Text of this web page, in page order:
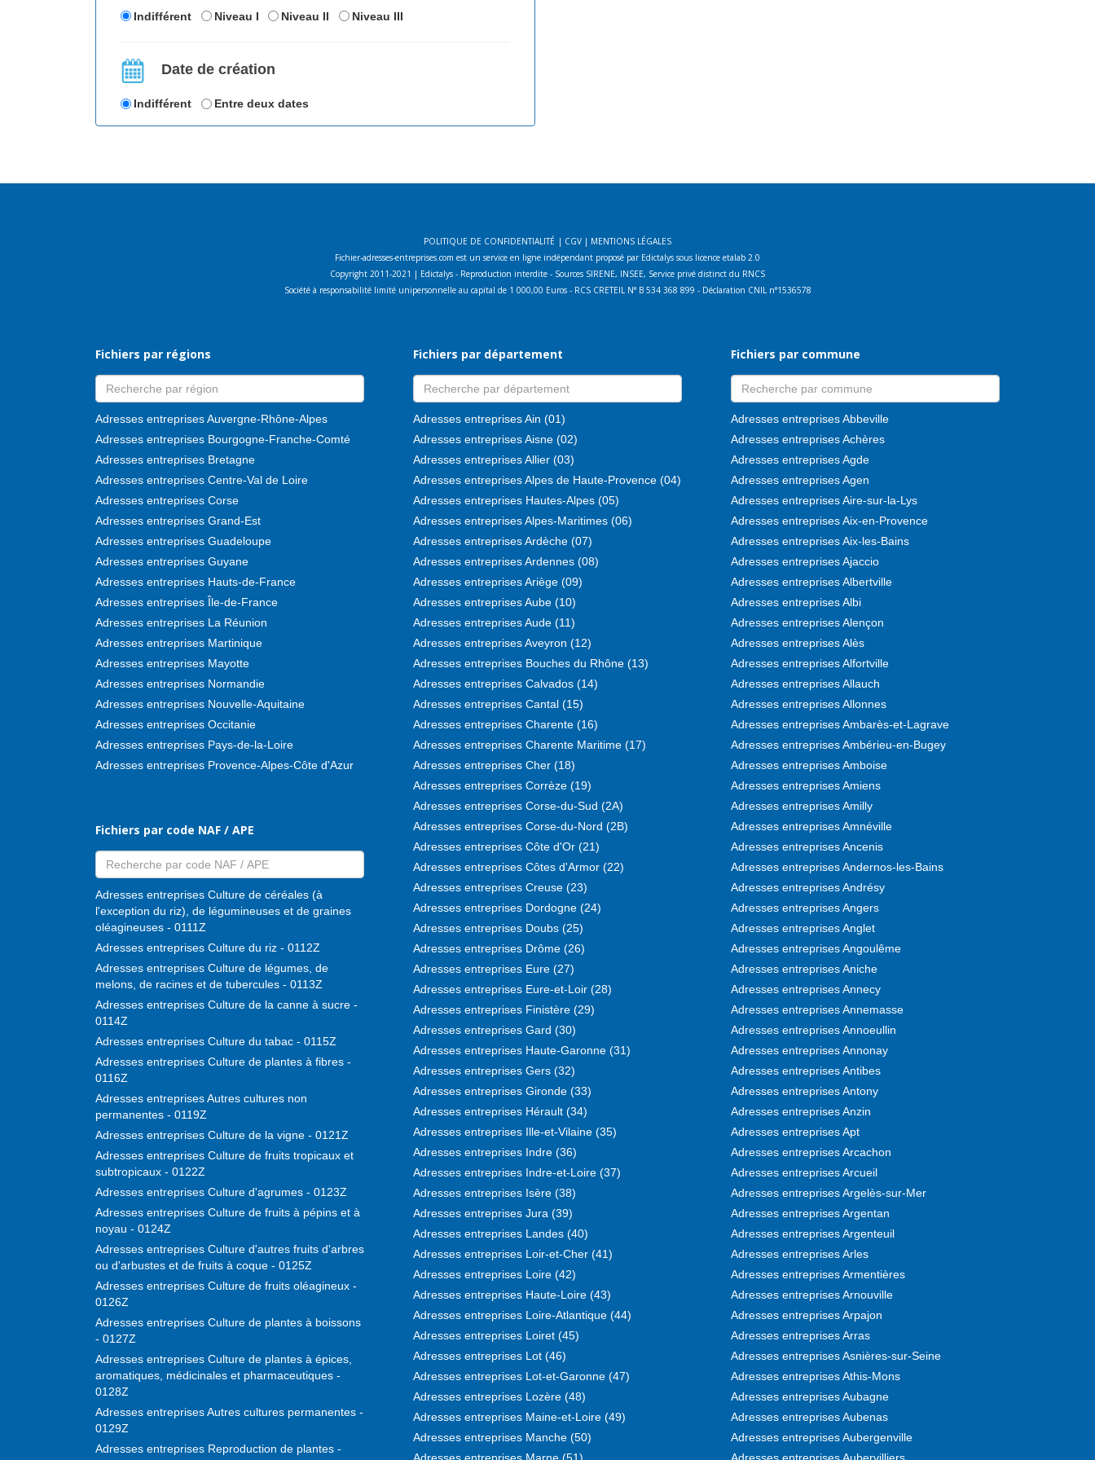
Indifférent Niveau I Niveau II Niveau III
Date de création
Indifférent Entre deux dates
POLITIQUE DE CONFIDENTIALITÉ | CGV | MENTIONS LÉGALES
Fichier-adresses-entreprises.com est un service en ligne indépendant proposé par Edictalys sous licence etalab 2.0
Copyright 2011-2021 | Edictalys - Reproduction interdite - Sources SIRENE, INSEE, Service privé distinct du RNCS
Société à responsabilité limité unipersonnelle au capital de 1 000,00 Euros - RCS CRETEIL N° B 534 368 899 - Déclaration CNIL n°1536578
Fichiers par régions
Adresses entreprises Auvergne-Rhône-Alpes
Adresses entreprises Bourgogne-Franche-Comté
Adresses entreprises Bretagne
Adresses entreprises Centre-Val de Loire
Adresses entreprises Corse
Adresses entreprises Grand-Est
Adresses entreprises Guadeloupe
Adresses entreprises Guyane
Adresses entreprises Hauts-de-France
Adresses entreprises Île-de-France
Adresses entreprises La Réunion
Adresses entreprises Martinique
Adresses entreprises Mayotte
Adresses entreprises Normandie
Adresses entreprises Nouvelle-Aquitaine
Adresses entreprises Occitanie
Adresses entreprises Pays-de-la-Loire
Adresses entreprises Provence-Alpes-Côte d'Azur
Fichiers par code NAF / APE
Adresses entreprises Culture de céréales (à
l'exception du riz), de légumineuses et de graines
oléagineuses - 0111Z
Adresses entreprises Culture du riz - 0112Z
Adresses entreprises Culture de légumes, de
melons, de racines et de tubercules - 0113Z
Adresses entreprises Culture de la canne à sucre -
0114Z
Adresses entreprises Culture du tabac - 0115Z
Adresses entreprises Culture de plantes à fibres -
0116Z
Adresses entreprises Autres cultures non
permanentes - 0119Z
Adresses entreprises Culture de la vigne - 0121Z
Adresses entreprises Culture de fruits tropicaux et
subtropicaux - 0122Z
Adresses entreprises Culture d'agrumes - 0123Z
Adresses entreprises Culture de fruits à pépins et à
noyau - 0124Z
Adresses entreprises Culture d'autres fruits d'arbres
ou d'arbustes et de fruits à coque - 0125Z
Adresses entreprises Culture de fruits oléagineux -
0126Z
Adresses entreprises Culture de plantes à boissons
- 0127Z
Adresses entreprises Culture de plantes à épices,
aromatiques, médicinales et pharmaceutiques -
0128Z
Adresses entreprises Autres cultures permanentes -
0129Z
Adresses entreprises Reproduction de plantes -
Fichiers par département
Adresses entreprises Ain (01)
Adresses entreprises Aisne (02)
Adresses entreprises Allier (03)
Adresses entreprises Alpes de Haute-Provence (04)
Adresses entreprises Hautes-Alpes (05)
Adresses entreprises Alpes-Maritimes (06)
Adresses entreprises Ardèche (07)
Adresses entreprises Ardennes (08)
Adresses entreprises Ariège (09)
Adresses entreprises Aube (10)
Adresses entreprises Aude (11)
Adresses entreprises Aveyron (12)
Adresses entreprises Bouches du Rhône (13)
Adresses entreprises Calvados (14)
Adresses entreprises Cantal (15)
Adresses entreprises Charente (16)
Adresses entreprises Charente Maritime (17)
Adresses entreprises Cher (18)
Adresses entreprises Corrèze (19)
Adresses entreprises Corse-du-Sud (2A)
Adresses entreprises Corse-du-Nord (2B)
Adresses entreprises Côte d'Or (21)
Adresses entreprises Côtes d'Armor (22)
Adresses entreprises Creuse (23)
Adresses entreprises Dordogne (24)
Adresses entreprises Doubs (25)
Adresses entreprises Drôme (26)
Adresses entreprises Eure (27)
Adresses entreprises Eure-et-Loir (28)
Adresses entreprises Finistère (29)
Adresses entreprises Gard (30)
Adresses entreprises Haute-Garonne (31)
Adresses entreprises Gers (32)
Adresses entreprises Gironde (33)
Adresses entreprises Hérault (34)
Adresses entreprises Ille-et-Vilaine (35)
Adresses entreprises Indre (36)
Adresses entreprises Indre-et-Loire (37)
Adresses entreprises Isère (38)
Adresses entreprises Jura (39)
Adresses entreprises Landes (40)
Adresses entreprises Loir-et-Cher (41)
Adresses entreprises Loire (42)
Adresses entreprises Haute-Loire (43)
Adresses entreprises Loire-Atlantique (44)
Adresses entreprises Loiret (45)
Adresses entreprises Lot (46)
Adresses entreprises Lot-et-Garonne (47)
Adresses entreprises Lozère (48)
Adresses entreprises Maine-et-Loire (49)
Adresses entreprises Manche (50)
Adresses entreprises Marne (51)
Fichiers par commune
Adresses entreprises Abbeville
Adresses entreprises Achères
Adresses entreprises Agde
Adresses entreprises Agen
Adresses entreprises Aire-sur-la-Lys
Adresses entreprises Aix-en-Provence
Adresses entreprises Aix-les-Bains
Adresses entreprises Ajaccio
Adresses entreprises Albertville
Adresses entreprises Albi
Adresses entreprises Alençon
Adresses entreprises Alès
Adresses entreprises Alfortville
Adresses entreprises Allauch
Adresses entreprises Allonnes
Adresses entreprises Ambarès-et-Lagrave
Adresses entreprises Ambérieu-en-Bugey
Adresses entreprises Amboise
Adresses entreprises Amiens
Adresses entreprises Amilly
Adresses entreprises Amnéville
Adresses entreprises Ancenis
Adresses entreprises Andernos-les-Bains
Adresses entreprises Andrésy
Adresses entreprises Angers
Adresses entreprises Anglet
Adresses entreprises Angoulême
Adresses entreprises Aniche
Adresses entreprises Annecy
Adresses entreprises Annemasse
Adresses entreprises Annoeullin
Adresses entreprises Annonay
Adresses entreprises Antibes
Adresses entreprises Antony
Adresses entreprises Anzin
Adresses entreprises Apt
Adresses entreprises Arcachon
Adresses entreprises Arcueil
Adresses entreprises Argelès-sur-Mer
Adresses entreprises Argentan
Adresses entreprises Argenteuil
Adresses entreprises Arles
Adresses entreprises Armentières
Adresses entreprises Arnouville
Adresses entreprises Arpajon
Adresses entreprises Arras
Adresses entreprises Asnières-sur-Seine
Adresses entreprises Athis-Mons
Adresses entreprises Aubagne
Adresses entreprises Aubenas
Adresses entreprises Aubergenville
Adresses entreprises Aubervilliers